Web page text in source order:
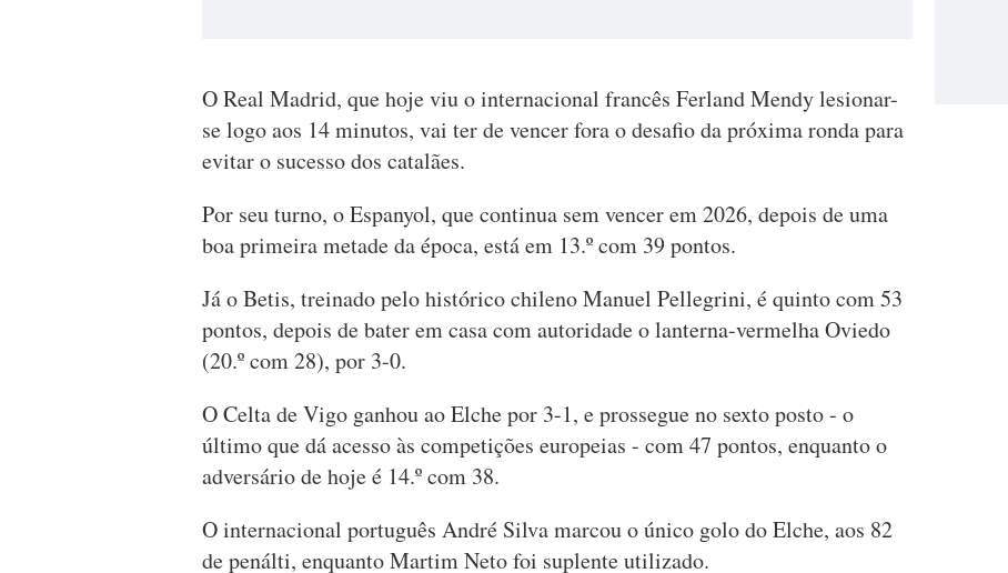
O Real Madrid, que hoje viu o internacional francês Ferland Mendy lesionar-
se logo aos 14 minutos, vai ter de vencer fora o desafio da próxima ronda para
evitar o sucesso dos catalães.
Por seu turno, o Espanyol, que continua sem vencer em 2026, depois de uma
boa primeira metade da época, está em 13.º com 39 pontos.
Já o Betis, treinado pelo histórico chileno Manuel Pellegrini, é quinto com 53
pontos, depois de bater em casa com autoridade o lanterna-vermelha Oviedo
(20.º com 28), por 3-0.
O Celta de Vigo ganhou ao Elche por 3-1, e prossegue no sexto posto - o
último que dá acesso às competições europeias - com 47 pontos, enquanto o
adversário de hoje é 14.º com 38.
O internacional português André Silva marcou o único golo do Elche, aos 82
de penálti, enquanto Martim Neto foi suplente utilizado.